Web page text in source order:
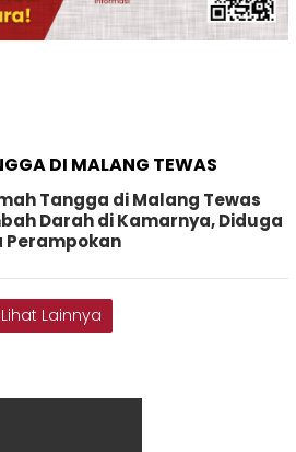
DI MALANG TEWAS
Tangga di Malang Tewas
Darah di Kamarnya, Diduga
Perampokan
Lihat Lainnya